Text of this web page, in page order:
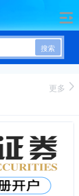
搜索
更多